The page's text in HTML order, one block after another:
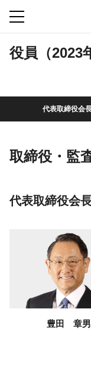
役員（2023
代表取締役会
取締役・監
代表取締役会
豊田 章男